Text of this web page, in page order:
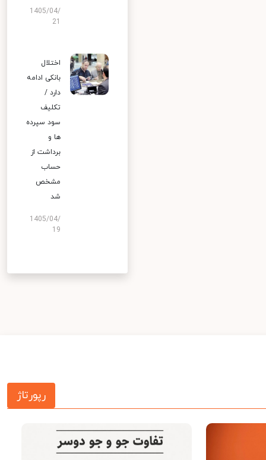
1405/04/
اختلال
بانکی ادامه
دارد /
تکلیف
سود سپرده
ها و
برداشت از
حساب
مشخص
شد
1405/04/
19
رپورتاژ